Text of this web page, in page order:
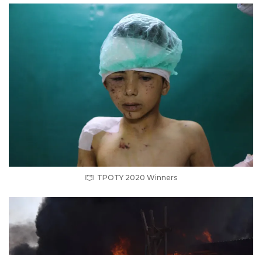
TPOTY 2020 Winners